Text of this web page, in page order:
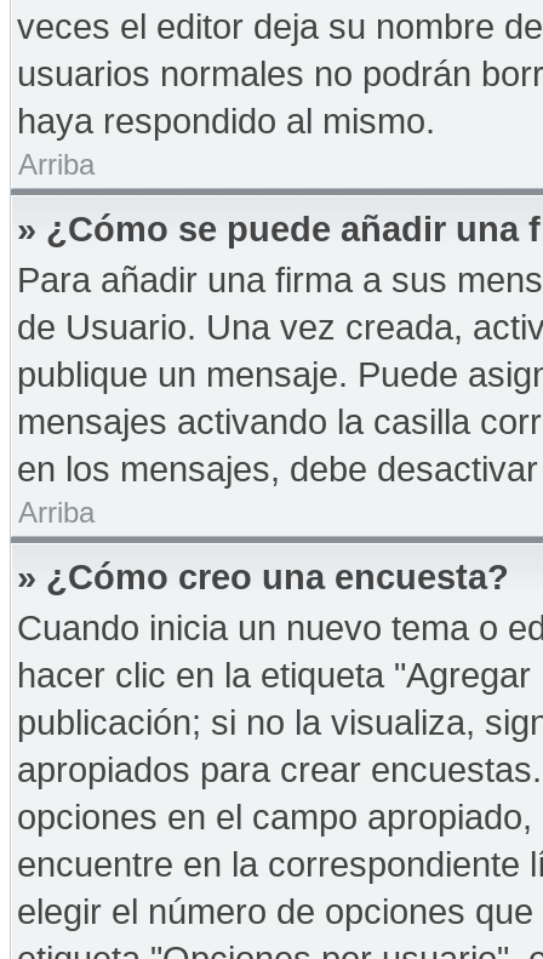
veces el editor deja su nombre
usuarios normales no podrán
haya respondido al mismo.
Arriba
» ¿Cómo se puede añadir una
Para añadir una firma a sus
de Usuario. Una vez creada,
publique un mensaje. Puede
mensajes activando la casilla
en los mensajes, debe
Arriba
» ¿Cómo creo una encuesta?
Cuando inicia un nuevo tema o
hacer clic en la etiqueta
publicación; si no la visualiza,
apropiados para crear
opciones en el campo
encuentre en la correspondiente
elegir el número de opciones